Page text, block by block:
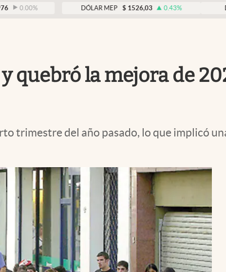
% DÓLAR MEP $ 1526,03 0.43% DÓLAR
quebró la mejora de
trimestre del año pasado, lo que implicó